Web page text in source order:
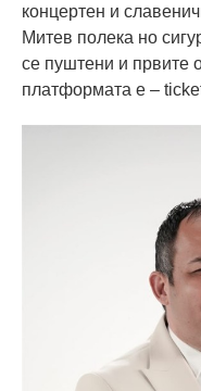
концертен и
Митев полека но
се пуштени и првите
платформата e –